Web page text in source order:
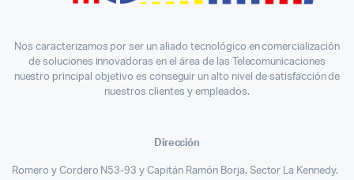
Nos caracterizamos por ser un aliado tecnológico en comercialización
de soluciones innovadoras en el área de las Telecomunicaciones
nuestro principal objetivo es conseguir un alto nivel de satisfacción de
nuestros clientes y empleados.
Dirección
Romero y Cordero N53-93 y Capitán Ramón Borja. Sector La Kennedy.